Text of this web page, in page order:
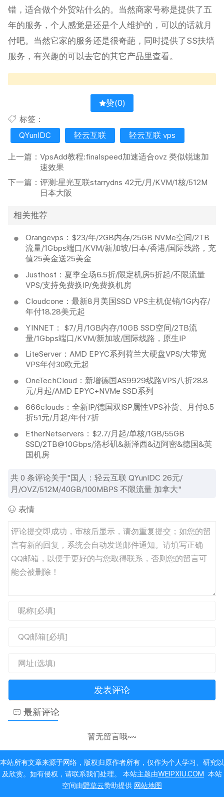
错，适合做个外贸站什么的。当然商家号称是提供了五
年的服务，个人感觉是还是个人维护的，可以的话就月
付吧。当然它家的服务还是很奇葩，同时提供了SS扶墙
服务，有兴趣的可以去它的其它产品里查看。
赞(0)
标签：
QYunIDC
轻云互联 轻云互联 vps
上一篇： VpsAdd教程:finalspeed加速适合ovz 类似锐速加
速效果
下一篇： 评测:星光互联starrydns 42元/月/KVM/1核/512M
日本大阪
相关推荐
Orangevps：$23/年/2GB内存/25GB NVMe空间/2TB
流量/1Gbps端口/KVM/新加坡/日本/香港/国际线路，充
值25美金送25美金
Justhost：夏季全场6.5折/限定机房5折起/不限流量
VPS/支持免费换IP/免费换机房
Cloudcone：最新8月美国SSD VPS主机促销/1G内存/
年付18.28美元起
YINNET： $7/月/1GB内存/10GB SSD空间/2TB流
量/1Gbps端口/KVM/新加坡/国际线路，原生IP
LiteServer：AMD EPYC系列荷兰大硬盘VPS/大带宽
VPS年付30欧元起
OneTechCloud：新增德国AS9929线路VPS八折28.8
元/月起/AMD EPYC+NVMe SSD系列
666clouds：全新IP/德国双ISP属性VPS补货、月付8.5
折51元/月起/年付7折
EtherNetservers：$2.7/月起/单核/1GB/55GB
SSD/2TB@10Gbps/洛杉矶&新泽西&迈阿密&德国&英
国机房
共0 条评论关于"国人：轻云互联 QYunIDC 26元/
月/OVZ/512M/40GB/100MBPS 不限流量 加拿大"
表情
最新评论
暂无留言哦~~
本站所有文章来源于网络，版权归原作者所有，仅作为个人学习、研究以
及欣赏。如有侵权，请联系我们处理。 本站主题由WEIPXIU.COM 本站
空间由野草云赞助提供 网站地图